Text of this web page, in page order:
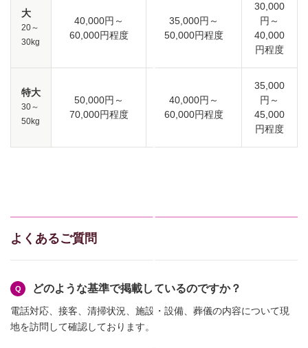
大
20～
30kg
40,000円～
60,000円程度
35,000円～
50,000円程度
30,000
円～
40,000
円程度
特大
30～
50kg
50,000円～
70,000円程度
40,000円～
60,000円程度
35,000
円～
45,000
円程度
よくあるご質問
どのような基準で掲載しているのですか？
電話対応、接客、清掃状況、施設・設備、葬儀の内容について現
地を訪問して確認しております。